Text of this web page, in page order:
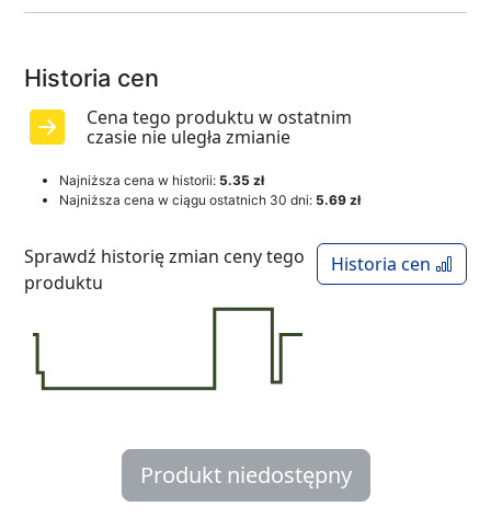
Historia cen
Cena tego produktu w ostatnim
czasie nie uległa zmianie
Najniższa cena w historii: 5.35 zł
Najniższa cena w ciągu ostatnich 30 dni: 5.69 zł
Historia cen
Sprawdź historię zmian ceny tego
produktu
Produkt niedostępny